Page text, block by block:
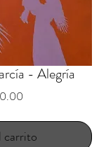
- Alegría
Precio
carrito